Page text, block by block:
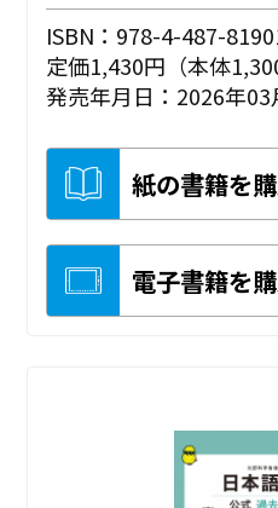
ISBN：978-4-487-
定価1,430円（本体
発売年月日：2026年03
紙の書籍を
電子書籍を